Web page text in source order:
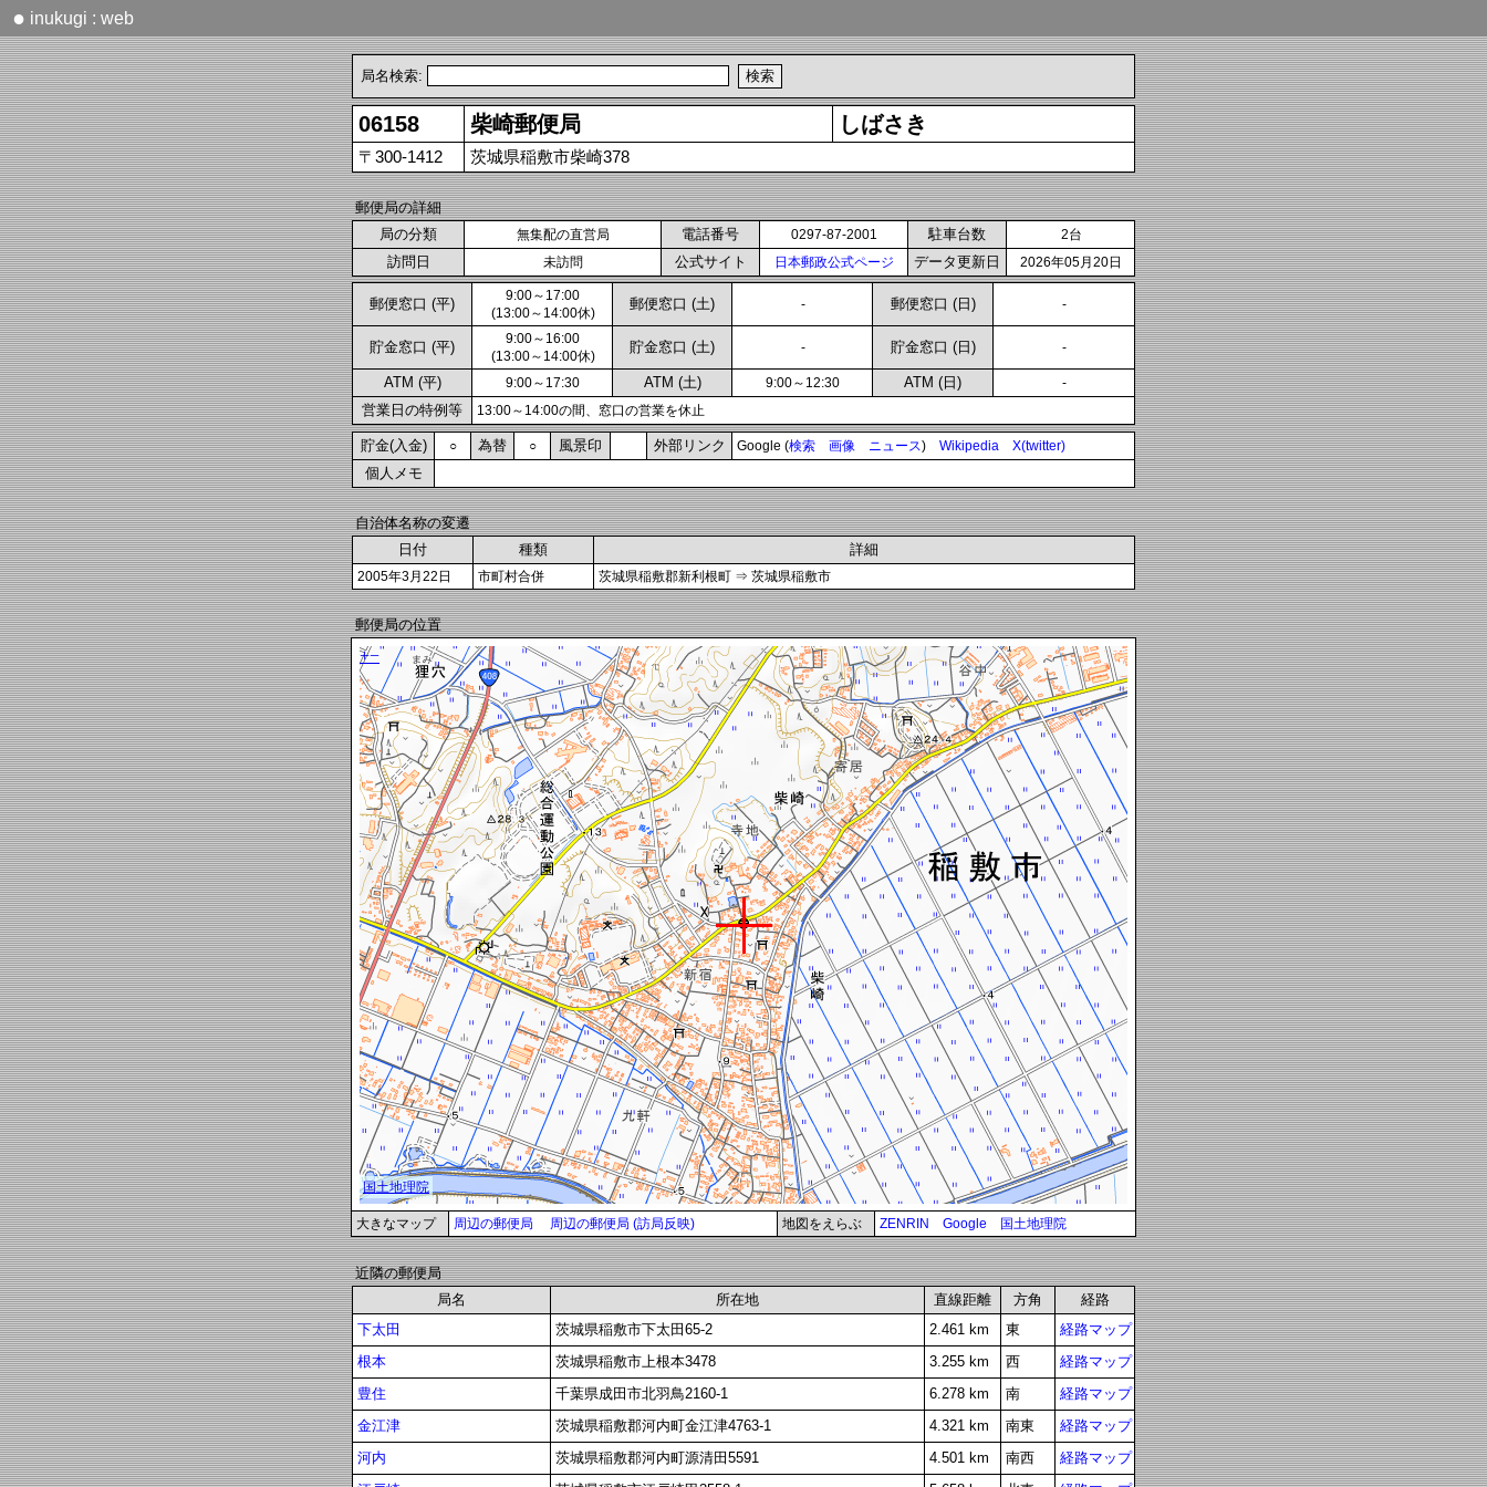
● inukugi : web
局名検索:
06158 柴崎郵便局 しばさき
〒300-1412 茨城県稲敷市柴崎378
郵便局の詳細
局の分類
無集配の直営局 電話番号 0297-87-2001 駐車台数 2台
訪問日 未訪問 公式サイト 日本郵政公式ページ データ更新日 2026年05月20日
郵便窓口 (平)
9:00～17:00
(13:00～14:00休)
郵便窓口 (土) - 郵便窓口 (日) -
貯金窓口 (平)
9:00～16:00
(13:00～14:00休)
貯金窓口 (土) - 貯金窓口 (日) -
ATM (平) 9:00～17:30 ATM (土) 9:00～12:30 ATM (日) -
営業日の特例等 13:00～14:00の間、窓口の営業を休止
貯金(入金) ○ 為替 ○ 風景印 外部リンク Google (検索 画像 ニュース) Wikipedia X(twitter)
個人メモ
自治体名称の変遷
日付
種類 詳細
2005年3月22日 市町村合併 茨城県稲敷郡新利根町 ⇒ 茨城県稲敷市
郵便局の位置
大きなマップ 周辺の郵便局 周辺の郵便局 (訪局反映) 地図をえらぶ ZENRIN Google 国土地理院
近隣の郵便局
局名
所在地 直線距離 方角
経路
下太田
茨城県稲敷市下太田65-2 2.461 km 東
経路マップ
根本
茨城県稲敷市上根本3478 3.255 km 西
経路マップ
豊住
千葉県成田市北羽鳥2160-1 6.278 km 南
経路マップ
金江津
茨城県稲敷郡河内町金江津4763-1 4.321 km 南東
経路マップ
河内
茨城県稲敷郡河内町源清田5591 4.501 km 南西
経路マップ